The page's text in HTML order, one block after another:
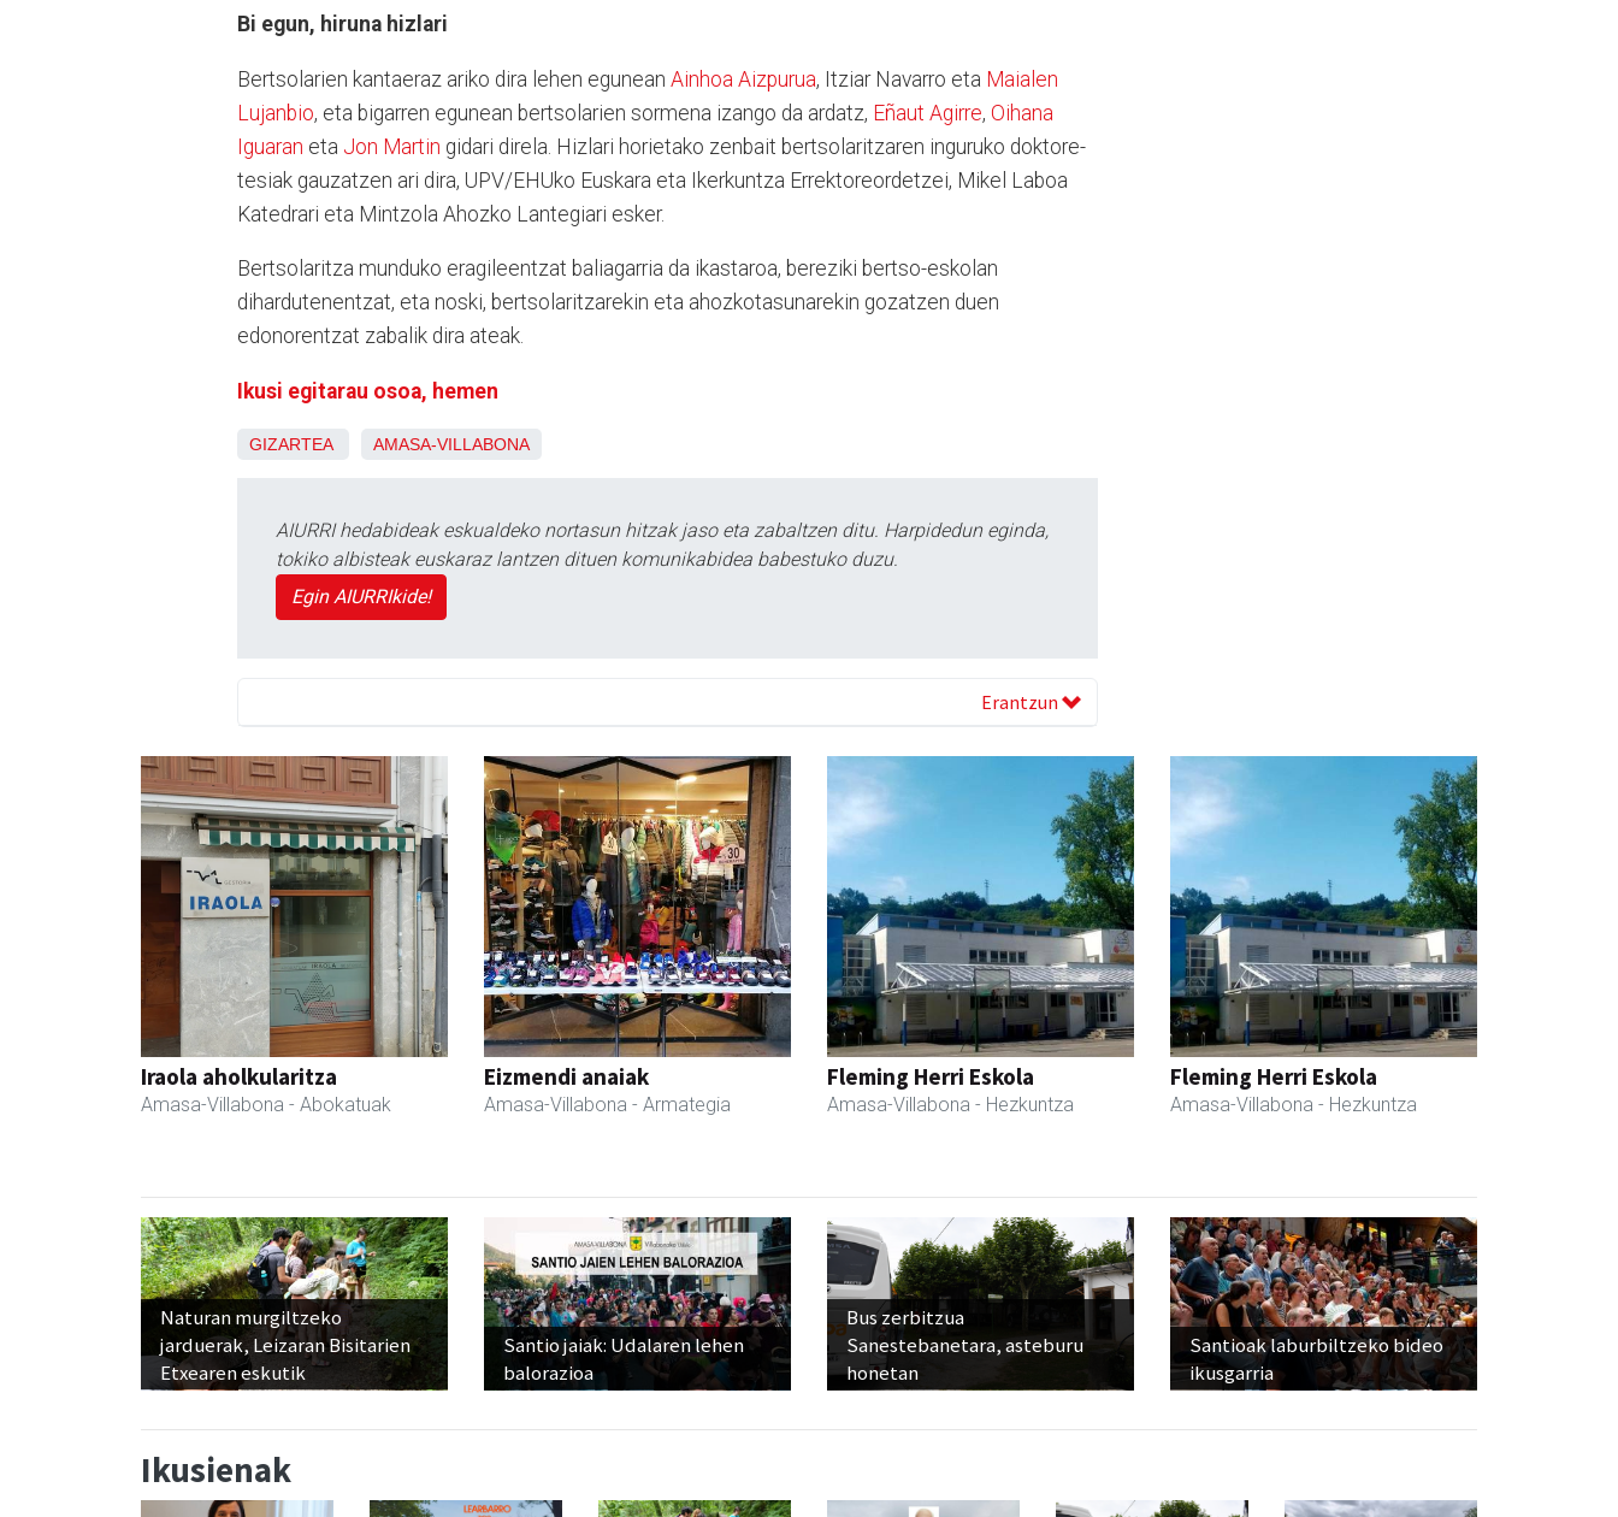
Bi egun, hiruna hizlari
Bertsolarien kantaeraz ariko dira lehen egunean Ainhoa Aizpurua, Itziar Navarro eta Maialen
Lujanbio, eta bigarren egunean bertsolarien sormena izango da ardatz, Eñaut Agirre, Oihana
Iguaran eta Jon Martin gidari direla. Hizlari horietako zenbait bertsolaritzaren inguruko doktore-
tesiak gauzatzen ari dira, UPV/EHUko Euskara eta Ikerkuntza Errektoreordetzei, Mikel Laboa
Katedrari eta Mintzola Ahozko Lantegiari esker.
Bertsolaritza munduko eragileentzat baliagarria da ikastaroa, bereziki bertso-eskolan
dihardutenentzat, eta noski, bertsolaritzarekin eta ahozkotasunarekin gozatzen duen
edonorentzat zabalik dira ateak.
Ikusi egitarau osoa, hemen
GIZARTEA AMASA-VILLABONA
AIURRI hedabideak eskualdeko nortasun hitzak jaso eta zabaltzen ditu. Harpidedun eginda,
tokiko albisteak euskaraz lantzen dituen komunikabidea babestuko duzu.
Egin AIURRIkide!
Erantzun
Iraola aholkularitza
Amasa-Villabona - Abokatuak
Eizmendi anaiak
Amasa-Villabona - Armategia
Fleming Herri Eskola
Amasa-Villabona - Hezkuntza
Fleming Herri Eskola
Amasa-Villabona - Hezkuntza
Naturan murgiltzeko
jarduerak, Leizaran Bisitarien
Etxearen eskutik
Santio jaiak: Udalaren lehen
balorazioa
Bus zerbitzua
Sanestebanetara, asteburu
honetan
Santioak laburbiltzeko bideo
ikusgarria
Ikusienak